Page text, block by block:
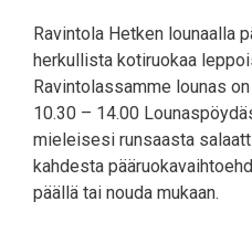
Ravintola Hetken lounaalla
herkullista kotiruokaa
Ravintolassamme lounas
10.30 – 14.00
mieleisesi runsaasta
kahdesta
päällä tai nouda mukaan.